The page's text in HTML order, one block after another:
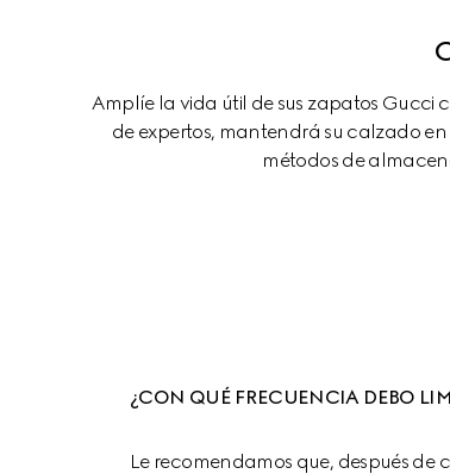
Amplíe la vida útil de sus zapatos Gucci
de expertos, mantendrá su calzado
métodos de
¿CON QUÉ FRECUENCIA DEBO
Le recomendamos que, después